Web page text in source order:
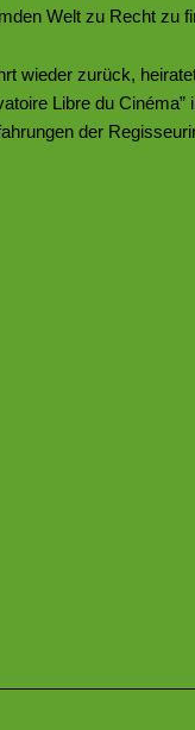
Welt zu Recht zu
wieder zurück,
Libre du Cinéma”
der